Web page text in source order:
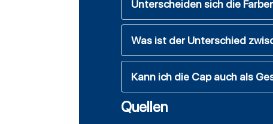
Unterscheiden sich die
Was ist der Unterschied
Kann ich die Cap auch als
Quellen